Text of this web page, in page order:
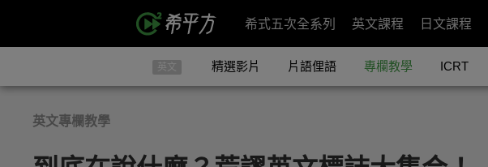
希式五次全系列 英文課程 日文課程
英文 精選影片 片語俚語 專欄教學 ICRT
英文專欄教學